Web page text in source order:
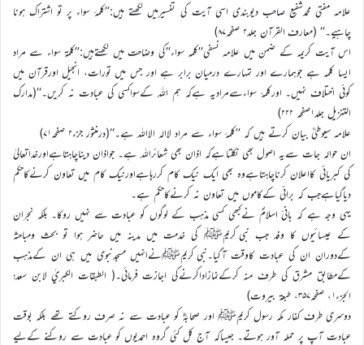
علامہ مفتی محمدشفیع صاحب دیوبندی اسی آیت کی تفسیرمیں لکھتے ہیں:’’کلمۂ سواء پر تو اشتراک ہونا
چاہیے۔‘‘ (معارف القرآن جلد۲ صفحہ۸۷)
اس آیت کریمہ کے ضمن میں علامہ نسفی’’کلمہ سواء‘‘کی وضاحت میں لکھتےہیں:’’كلمة سواء سے مراد
ایسا کلمہ ہے جوہمارے اور تمہارے درمیان برابر ہے اور جس میں تورات، انجیل اورقرآن میں
کوئی اختلاف نہیں۔ اورکلمۂ سواءسےمرادیہ ہےکہ ہم اللہ کےسواکسی کی عبادت نہ کریں۔‘‘(مدارک
التنزیل جلد۱صفحہ ۲۲۲)
علامہ سیوطیؒ بیان کرتے ہیں کہ ’’کلمۂ سواء سے مراد لاالہ الااللہ ہے۔‘‘(درمنثور جزء۲ صفحہ۷۱)
ان حوالہ جات سےیہ اصول بھی نکلتاہےکہ اذان بھی شعائراللہ ہے۔ جواذان دیناچاہتاہےاورخداتعالیٰ
کی کبریائی کااعلان کرناچاہتاہےوہ بھی ایک نیک کام کررہاہےاورنیک کام میں تعاون کرنےکاحکم
دیاگیاہےجب کہ برائی کےکاموں میں تعاون نہ کرنےکاحکم ہے۔
یہی وجہ ہے کہ بانیٔ اسلامؐ نےکبھی کسی مذہب کے لوگوں کو عبادت سے نہیں روکا۔ بلکہ نجران
کے عیسائیوں کا وفد جب نبی کریمﷺ کی خدمت میں مدینہ میں حاضر ہوا تو بحث ومباحثہ
کےدوران ان کی عبادت کاوقت آگیا۔نبی کریمﷺنےانہیں مسجدنبوی میں ہی ان کےمذہب
کےمطابق مشرق کی طرف منہ کرکےنمازاداکرنےکی اجازت فرمائی۔( الطبقات الكبريٰ لابن سعد؛
الجزء۱، صفحہ۳۵۷، طبعة بیروت)
دوسری طرف کفار مکہ رسول کریمﷺ اور صحابہؓ کو عبادت سے نہ صرف روکتے تھے بلکہ بوقت
عبادت آپ پر حملہ آور ہوتے۔ جیساکہ آج کل کئی گروہ احمدیوں کو عبادت سے روکنے کےلیے